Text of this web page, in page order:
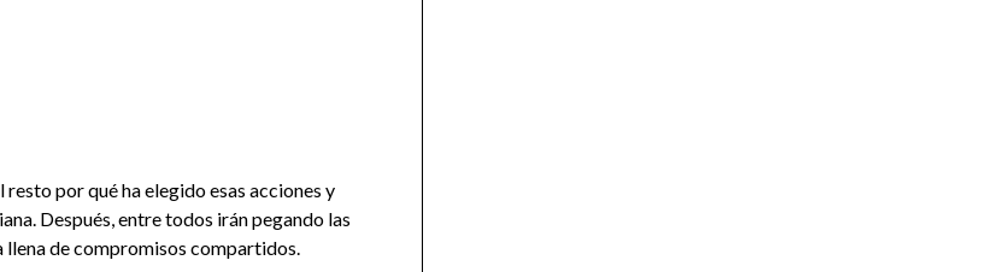
por qué ha elegido esas acciones y
Después, entre todos irán pegando las
llena de compromisos compartidos.